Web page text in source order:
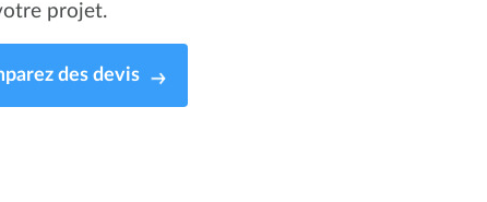
projet.
des devis